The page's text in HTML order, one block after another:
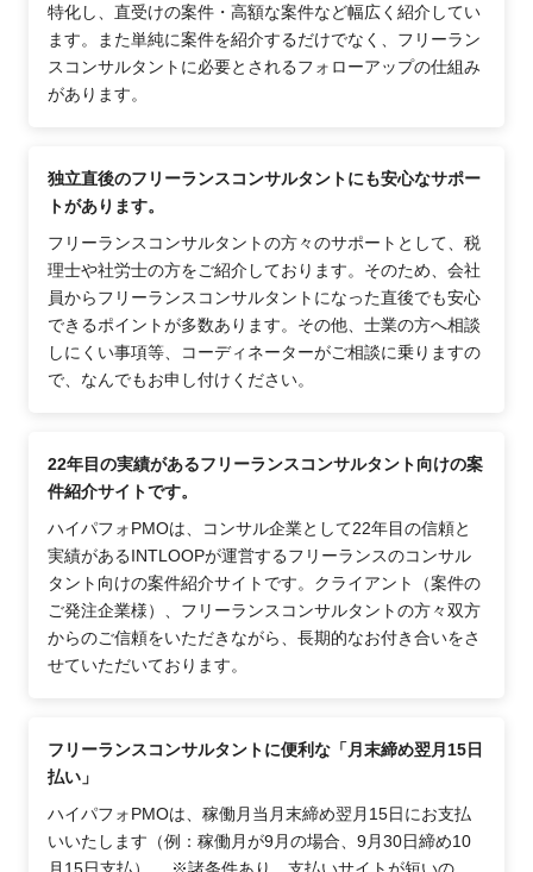
特化し、直受けの案件・高額な案件など幅広く紹介してい
ます。また単純に案件を紹介するだけでなく、フリーラン
スコンサルタントに必要とされるフォローアップの仕組み
があります。
独立直後のフリーランスコンサルタントにも安心なサポー
トがあります。
フリーランスコンサルタントの方々のサポートとして、税
理士や社労士の方をご紹介しております。そのため、会社
員からフリーランスコンサルタントになった直後でも安心
できるポイントが多数あります。その他、士業の方へ相談
しにくい事項等、コーディネーターがご相談に乗りますの
で、なんでもお申し付けください。
22年目の実績があるフリーランスコンサルタント向けの案
件紹介サイトです。
ハイパフォPMOは、コンサル企業として22年目の信頼と
実績があるINTLOOPが運営するフリーランスのコンサル
タント向けの案件紹介サイトです。クライアント（案件の
ご発注企業様）、フリーランスコンサルタントの方々双方
からのご信頼をいただきながら、長期的なお付き合いをさ
せていただいております。
フリーランスコンサルタントに便利な「月末締め翌月15日
払い」
ハイパフォPMOは、稼働月当月末締め翌月15日にお支払
いいたします（例：稼働月が9月の場合、9月30日締め10